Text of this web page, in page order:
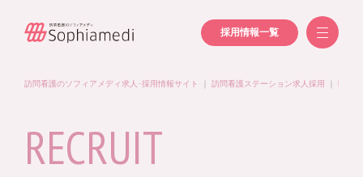
採用情報一覧
訪問看護のソフィアメディ求人･採用情報サイト 訪問看護ステーション求人採用
RECRUIT